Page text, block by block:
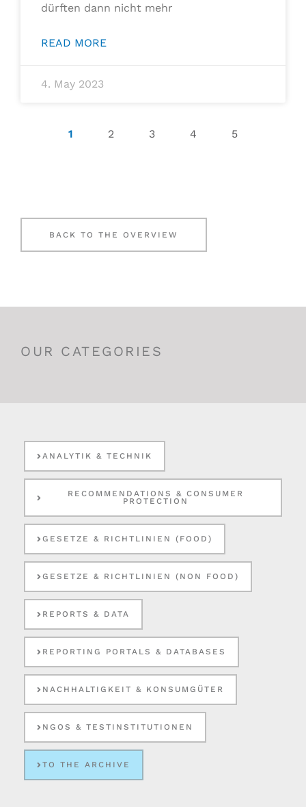
dürften dann nicht mehr
READ MORE
4. May 2023
1 2 3 4 5
BACK TO THE OVERVIEW
OUR CATEGORIES
ANALYTIK & TECHNIK
RECOMMENDATIONS & CONSUMER
PROTECTION
GESETZE & RICHTLINIEN (FOOD)
GESETZE & RICHTLINIEN (NON FOOD)
REPORTS & DATA
REPORTING PORTALS & DATABASES
NACHHALTIGKEIT & KONSUMGÜTER
NGOS & TESTINSTITUTIONEN
TO THE ARCHIVE